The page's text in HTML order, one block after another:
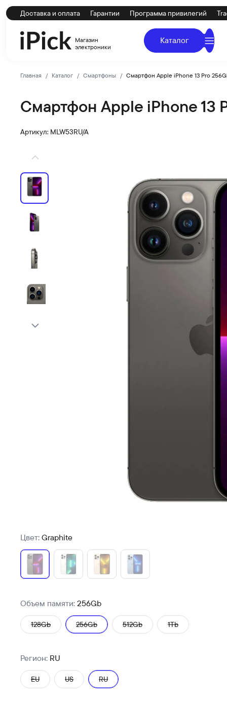
Доставка и оплата Гарантии Программа привилегий
Магазин
электроники
Каталог
Главная Каталог Смартфоны Смартфон Apple iPhone 13 Pro
Артикул: MLW53RU/A
Смартфон Apple iPhone 13
Apple
Купить Смартфон Apple iPhone 13 Pro 256Gb RU
Цвет: Graphite
Объем памяти: 256Gb
128Gb 256Gb 512Gb 1Tb
Регион: RU
EU US RU